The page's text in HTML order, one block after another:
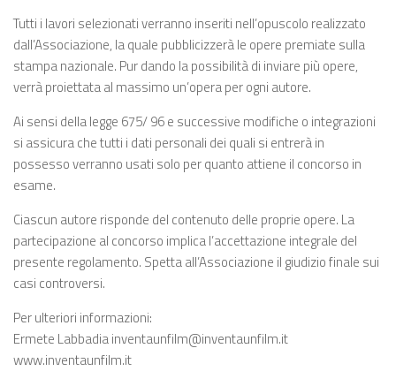
Tutti i lavori selezionati verranno inseriti nell’opuscolo realizzato
dall’Associazione, la quale pubblicizzerà le opere premiate sulla
stampa nazionale. Pur dando la possibilità di inviare più opere,
verrà proiettata al massimo un’opera per ogni autore.
Ai sensi della legge 675/ 96 e successive modifiche o integrazioni
si assicura che tutti i dati personali dei quali si entrerà in
possesso verranno usati solo per quanto attiene il concorso in
esame.
Ciascun autore risponde del contenuto delle proprie opere. La
partecipazione al concorso implica l’accettazione integrale del
presente regolamento. Spetta all’Associazione il giudizio finale sui
casi controversi.
Per ulteriori informazioni:
Ermete Labbadia inventaunfilm@inventaunfilm.it
www.inventaunfilm.it